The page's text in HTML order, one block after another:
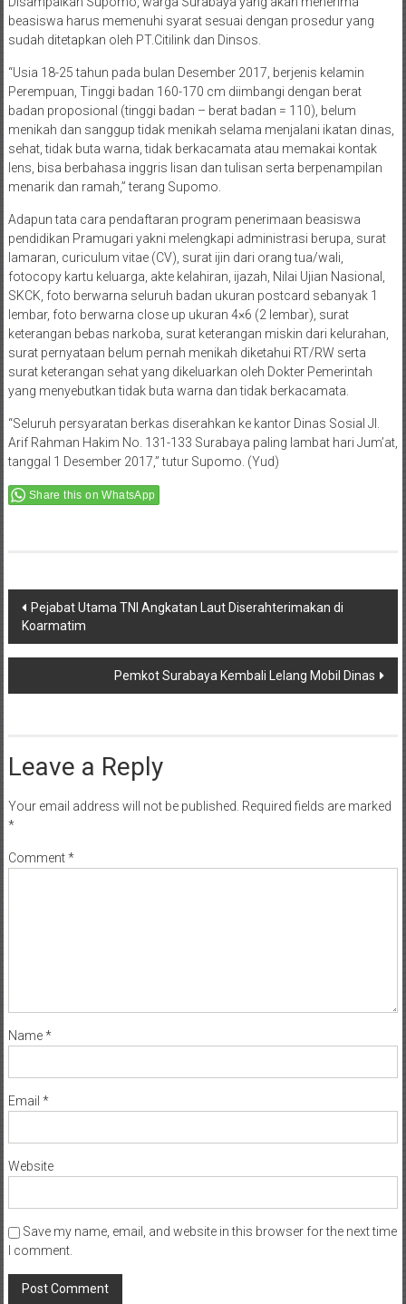
beasiswa harus memenuhi syarat sesuai dengan prosedur yang
sudah ditetapkan oleh PT.Citilink dan Dinsos.
“Usia 18-25 tahun pada bulan Desember 2017, berjenis kelamin
Perempuan, Tinggi badan 160-170 cm diimbangi dengan berat
badan proposional (tinggi badan – berat badan = 110), belum
menikah dan sanggup tidak menikah selama menjalani ikatan dinas,
sehat, tidak buta warna, tidak berkacamata atau memakai kontak
lens, bisa berbahasa inggris lisan dan tulisan serta berpenampilan
menarik dan ramah,” terang Supomo.
Adapun tata cara pendaftaran program penerimaan beasiswa
pendidikan Pramugari yakni melengkapi administrasi berupa, surat
lamaran, curiculum vitae (CV), surat ijin dari orang tua/wali,
fotocopy kartu keluarga, akte kelahiran, ijazah, Nilai Ujian Nasional,
SKCK, foto berwarna seluruh badan ukuran postcard sebanyak 1
lembar, foto berwarna close up ukuran 4×6 (2 lembar), surat
keterangan bebas narkoba, surat keterangan miskin dari kelurahan,
surat pernyataan belum pernah menikah diketahui RT/RW serta
surat keterangan sehat yang dikeluarkan oleh Dokter Pemerintah
yang menyebutkan tidak buta warna dan tidak berkacamata.
“Seluruh persyaratan berkas diserahkan ke kantor Dinas Sosial Jl.
Arif Rahman Hakim No. 131-133 Surabaya paling lambat hari Jum’at,
tanggal 1 Desember 2017,” tutur Supomo. (Yud)
Share this on WhatsApp
Post
navigation
Pejabat Utama TNI Angkatan Laut Diserahterimakan di
Koarmatim
Pemkot Surabaya Kembali Lelang Mobil Dinas
Leave a Reply
Your email address will not be published. Required fields are marked
*
Comment*
Name*
Email *
Website
Save my name, email, and website in this browser for the next time
I comment.